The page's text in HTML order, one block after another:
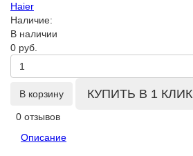
Haier
Наличие:
В наличии
0 руб.
В корзину КУПИТЬ В 1 КЛИК
0 отзывов
Описание